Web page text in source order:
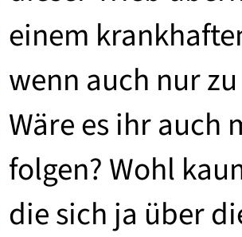
einem
wenn auch nur
Wäre es ihr auch
folgen? Wohl
die sich ja über